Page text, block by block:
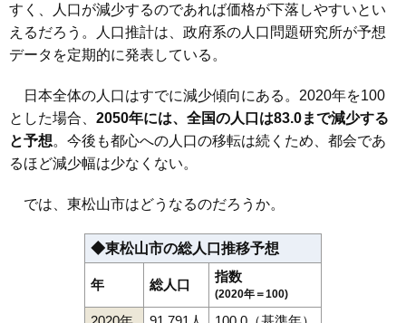
すく、人口が減少するのであれば価格が下落しやすいとい
えるだろう。人口推計は、政府系の人口問題研究所が予想
データを定期的に発表している。
日本全体の人口はすでに減少傾向にある。2020年を100
とした場合、 2050年には、全国の人口は83.0まで減少する
と予想。今後も都心への人口の移転は続くため、都会であ
るほど減少幅は少なくない。
では、東松山市はどうなるのだろうか。
◆東松山市の総人口推移予想
年 総人口
指数
(2020年＝100)